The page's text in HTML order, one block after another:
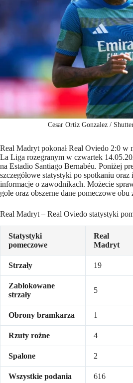
Cesar Ortiz Gonzalez /
Real Madryt pokonał Real Oviedo 2:0 w
La Liga rozegranym w czwartek
na Estadio Santiago Bernabéu. Poniżej
szczegółowe statystyki po spotkaniu
informacje o zawodnikach. Możecie
gole oraz obszerne dane pomeczowe obu
Real Madryt – Real Oviedo statystyki
Statystyki
pomeczowe
Real
Madryt
Strzały 19
Zablokowane
strzały
5
Obrony bramkarza 1
Rzuty rożne 4
Spalone 2
Wszystkie podania 616